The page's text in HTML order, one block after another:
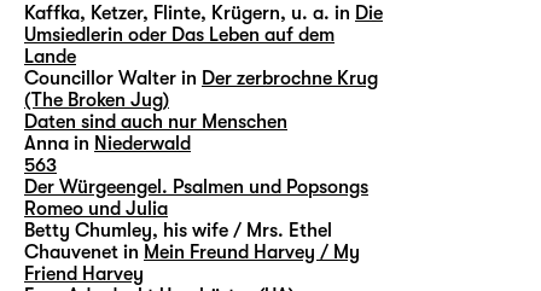
Kaffka, Ketzer, Flinte, Krügern, u. a. in Die
Umsiedlerin oder Das Leben auf dem
Lande
Councillor Walter in Der zerbrochne Krug
(The Broken Jug)
Daten sind auch nur Menschen
Anna in Niederwald
563
Der Würgeengel. Psalmen und Popsongs
Romeo und Julia
Betty Chumley, his wife / Mrs. Ethel
Chauvenet in Mein Freund Harvey / My
Friend Harvey